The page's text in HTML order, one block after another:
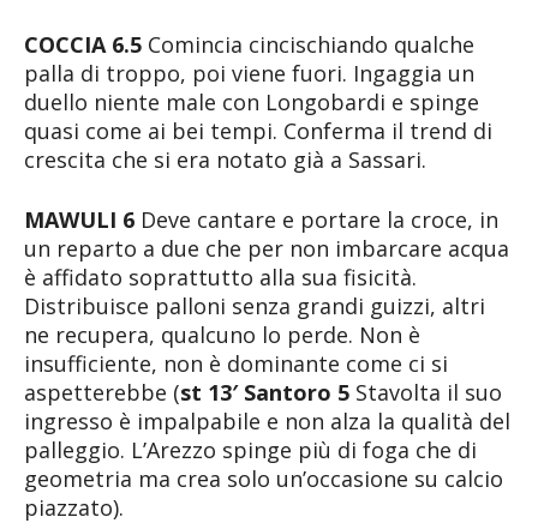
COCCIA 6.5 Comincia cincischiando qualche
palla di troppo, poi viene fuori. Ingaggia un
duello niente male con Longobardi e spinge
quasi come ai bei tempi. Conferma il trend di
crescita che si era notato già a Sassari.
MAWULI 6 Deve cantare e portare la croce, in
un reparto a due che per non imbarcare acqua
è affidato soprattutto alla sua fisicità.
Distribuisce palloni senza grandi guizzi, altri
ne recupera, qualcuno lo perde. Non è
insufficiente, non è dominante come ci si
aspetterebbe (st 13′ Santoro 5 Stavolta il suo
ingresso è impalpabile e non alza la qualità del
palleggio. L’Arezzo spinge più di foga che di
geometria ma crea solo un’occasione su calcio
piazzato).